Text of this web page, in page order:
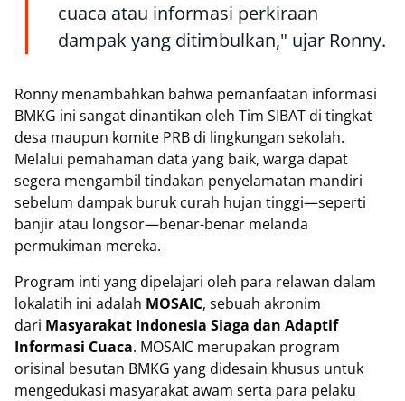
cuaca atau informasi perkiraan
dampak yang ditimbulkan," ujar Ronny.
Ronny menambahkan bahwa pemanfaatan informasi
BMKG ini sangat dinantikan oleh Tim SIBAT di tingkat
desa maupun komite PRB di lingkungan sekolah.
Melalui pemahaman data yang baik, warga dapat
segera mengambil tindakan penyelamatan mandiri
sebelum dampak buruk curah hujan tinggi—seperti
banjir atau longsor—benar-benar melanda
permukiman mereka.
Program inti yang dipelajari oleh para relawan dalam
lokalatih ini adalah MOSAIC, sebuah akronim
dari Masyarakat Indonesia Siaga dan Adaptif
Informasi Cuaca. MOSAIC merupakan program
orisinal besutan BMKG yang didesain khusus untuk
mengedukasi masyarakat awam serta para pelaku